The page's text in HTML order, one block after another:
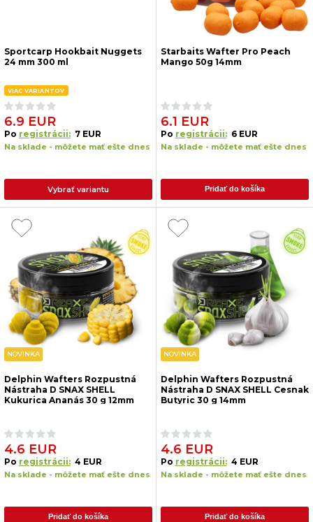
Sportcarp Hookbait Nuggets
24 mm 300 ml
VIAC VARIANTOV
6.9 EUR
Po registrácii: 7 EUR
Na sklade - môžete mať ešte dnes
Vybrať variantu
Starbaits Wafter Pro Peach
Mango 50g 14mm
6.1 EUR
Po registrácii: 6 EUR
Na sklade - môžete mať ešte dnes
Pridať do košíka
NOVINKA
Delphin Wafters Rozpustná
Nástraha D SNAX SHELL
Kukurica Ananás 30 g 12mm
4.6 EUR
Po registrácii: 4 EUR
Na sklade - môžete mať ešte dnes
Pridať do košíka
NOVINKA
Delphin Wafters Rozpustná
Nástraha D SNAX SHELL Cesnak
Butyric 30 g 14mm
4.6 EUR
Po registrácii: 4 EUR
Na sklade - môžete mať ešte dnes
Pridať do košíka